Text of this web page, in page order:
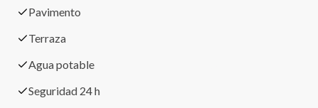
Pavimento
Terraza
Agua potable
Seguridad 24 h